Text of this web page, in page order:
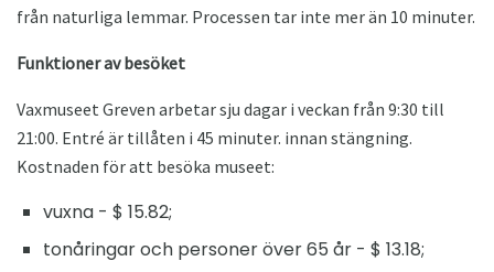
från naturliga lemmar. Processen tar inte mer än 10 minuter.
Funktioner av besöket
Vaxmuseet Greven arbetar sju dagar i veckan från 9:30 till
21:00. Entré är tillåten i 45 minuter. innan stängning.
Kostnaden för att besöka museet:
vuxna - $ 15.82;
tonåringar och personer över 65 år - $ 13.18;